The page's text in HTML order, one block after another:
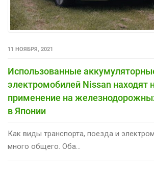
11 НОЯБРЯ, 2021
Использованные
электромобилей Nissan находят
применение на
в Японии
Как виды транспорта, поезда и
много общего. Оба...